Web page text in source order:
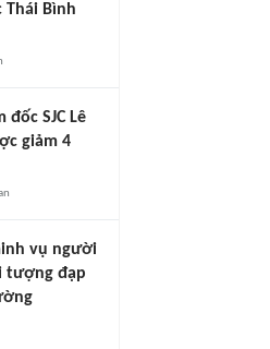
Thái Bình
đốc SJC Lê
giảm 4
vụ người
tượng đạp